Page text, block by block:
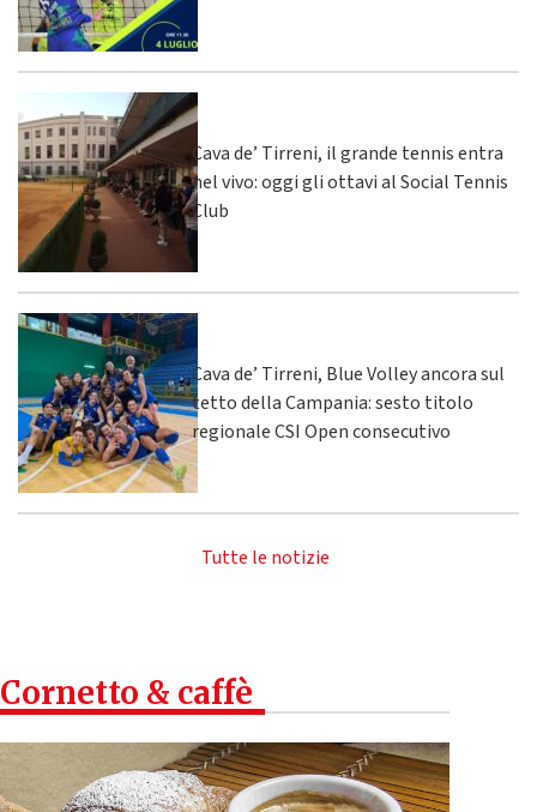
Cava de’ Tirreni, il grande tennis entra
nel vivo: oggi gli ottavi al Social Tennis
Club
Cava de’ Tirreni, Blue Volley ancora sul
tetto della Campania: sesto titolo
regionale CSI Open consecutivo
Tutte le notizie
Cornetto & caffè